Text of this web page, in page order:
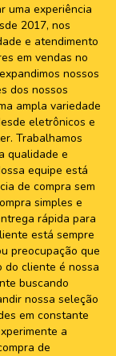
uma experiência
2017, nos
e atendimento
em vendas no
nossos
dos nossos
ampla variedade
eletrônicos e
Trabalhamos
qualidade e
equipe está
de compra sem
simples e
rápida para
está sempre
preocupação que
do cliente é nossa
buscando
nossa seleção
em constante
a
de